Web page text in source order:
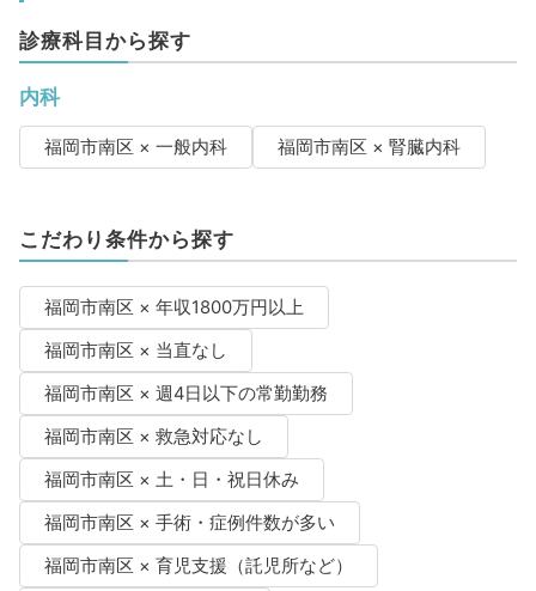
診療科目から探す
内科
福岡市南区 × 一般内科 福岡市南区 × 腎臓内科
こだわり条件から探す
福岡市南区 × 年収1800万円以上
福岡市南区 × 当直なし
福岡市南区 × 週4日以下の常勤勤務
福岡市南区 × 救急対応なし
福岡市南区 × 土・日・祝日休み
福岡市南区 × 手術・症例件数が多い
福岡市南区 × 育児支援（託児所など）